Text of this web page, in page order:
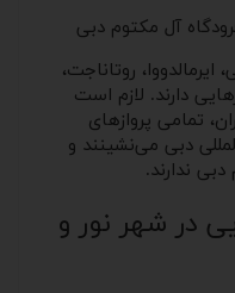
آل مکتوم دبی
روتاناجت،
دارند. لازم است
تمامی پروازهای
دبی می‌نشینند و
ندارند.
در شهر نور و